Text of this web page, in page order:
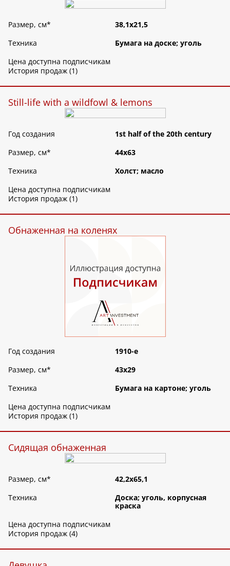
Размер, см*
38,1х21,5
Техника
Бумага на доске; уголь
Цена доступна подписчикам
История продаж (1)
Still-life with a wildfowl & lemons
Год создания
1st half of the 20th century
Размер, см*
44х63
Техника
Холст; масло
Цена доступна подписчикам
История продаж (1)
Обнаженная на коленях
Год создания
1910-е
Размер, см*
43х29
Техника
Бумага на картоне; уголь
Цена доступна подписчикам
История продаж (1)
Сидящая обнаженная
Размер, см*
42,2х65,1
Техника
Доска; уголь, корпусная
краска
Цена доступна подписчикам
История продаж (4)